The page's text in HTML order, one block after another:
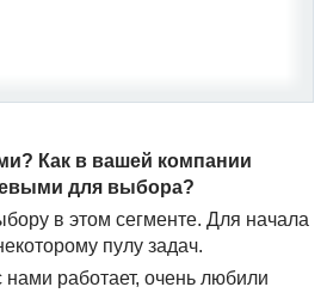
Как в вашей компании
для выбора?
в этом сегменте. Для начала
пулу задач.
работает, очень любили